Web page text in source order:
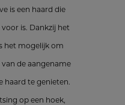
is een haard die
is. Dankzij het
het mogelijk om
de aangename
haard te genieten.
op een hoek,